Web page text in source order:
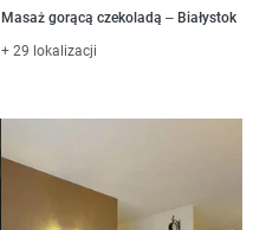
Masaż gorącą czekoladą – Białystok
+ 29 lokalizacji